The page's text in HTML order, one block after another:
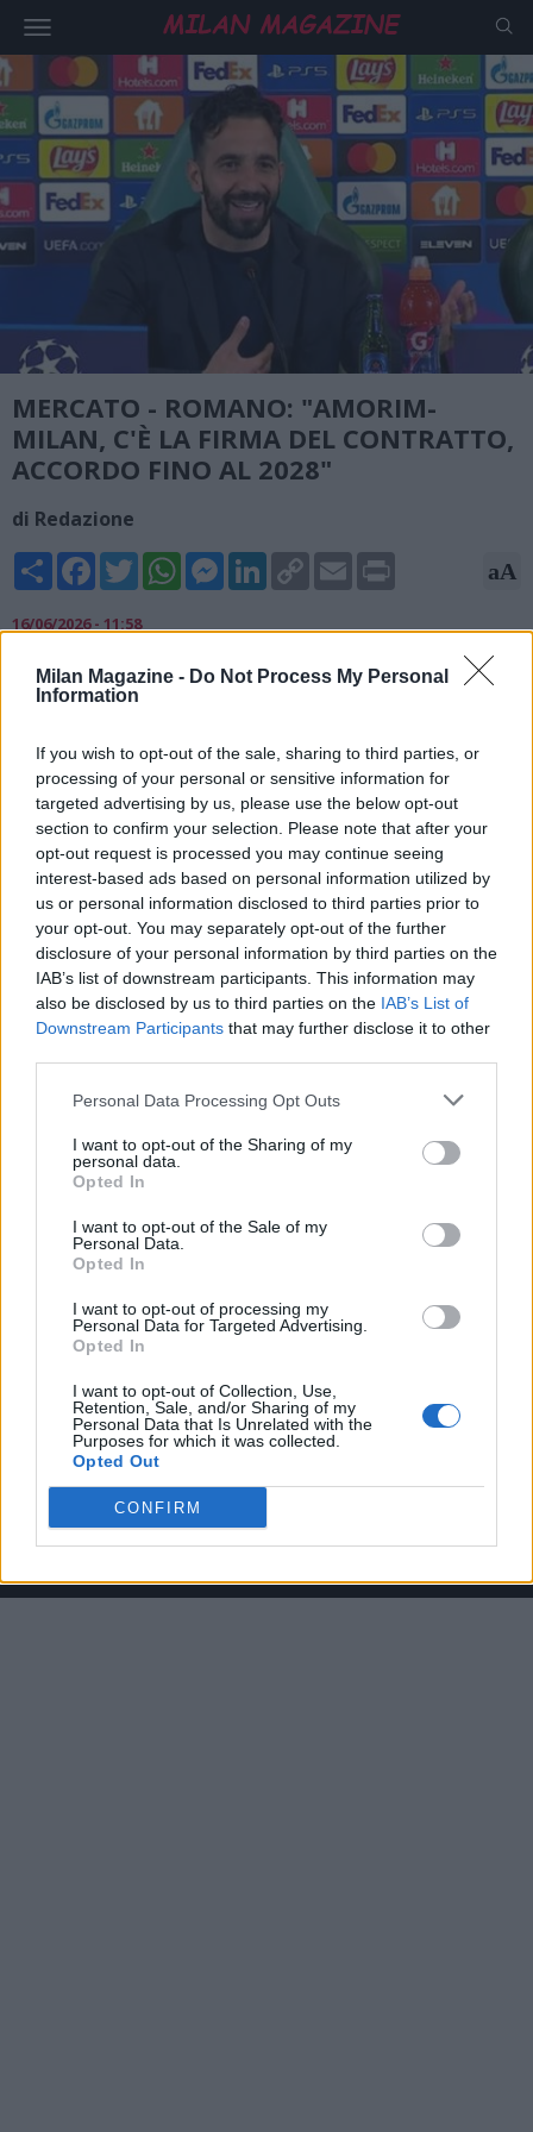
Milan Magazine - Do Not Process My Personal
Information
If you wish to opt-out of the sale, sharing to third parties, or
processing of your personal or sensitive information for
targeted advertising by us, please use the below opt-out
section to confirm your selection. Please note that after your
opt-out request is processed you may continue seeing
interest-based ads based on personal information utilized by
us or personal information disclosed to third parties prior to
your opt-out. You may separately opt-out of the further
disclosure of your personal information by third parties on the
IAB’s list of downstream participants. This information may
also be disclosed by us to third parties on the IAB’s List of
Downstream Participants that may further disclose it to other
Personal Data Processing Opt Outs
I want to opt-out of the Sharing of my
personal data.
Opted In
I want to opt-out of the Sale of my
Personal Data.
Opted In
I want to opt-out of processing my
Personal Data for Targeted Advertising.
Opted In
I want to opt-out of Collection, Use,
Retention, Sale, and/or Sharing of my
Personal Data that Is Unrelated with the
Purposes for which it was collected.
Opted Out
CONFIRM
MERCATO - ROMANO: "AMORIM-
MILAN, C'È LA FIRMA DEL CONTRATTO,
ACCORDO FINO AL 2028"
di Redazione
Share FacebookTwitterWhatsAppMessengerLinkedInCopy
Link
Email aA
16/06/2026 - 11:58
Secondo quanto riferito su X da Fabrizio Romano, giornalista
ed esperto di mercato, Rúben Amorim avrebbe firmato il suo
L'accordo ha una durata di due anni con un'opzione per
un'ulteriore stagione.
Il materiale (testo, foto e video) consultabile in questo portale è di nostra proprietà.
Alcune foto (screenshot) ed articoli presenti su "Milan Magazine" sono in parte giunti da
internet, in quanto arrivati alla nostra attenzione attraverso regolari comunicati stampa
pubblicazione, non avranno che da segnalarlo alla redazione (indirizzo email:
redazione@napolimagazine.com), che provvederà prontamente alla rimozione.
"Milan Magazine" non è una testata giornalistica, ma un sito di informazione di
proprietà di Napoli Magazine, e non è in alcun modo collegato alla A.C. Milan, che ne
detiene tutti i marchi e diritti.